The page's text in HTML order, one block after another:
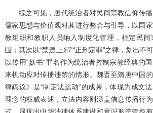
综之可见，唐代统治者对民间宗教信仰传
儒家思想与价值观对其进行整合与引导，以国
教组织和教职人员纳入制度化管理，框定民
围；其次以“禁违止邪”“正刑定罪”之律，划出不
以传用“妖书”罪名作为统治者控制宗教经典的
来机动应对传播违禁的情形。魏晋至隋唐中国
律疏议》是“制定法运动”的成果，体现为成文
理念的权威表述，立法内容则涵盖信息传播行
式，显现出中华法律体系建设和意识形态管控